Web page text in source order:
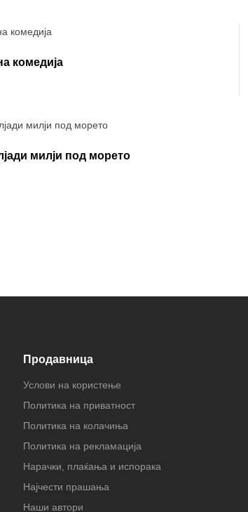
комедија
милји под морето
Продавница
Услови на користење
Политика на приватност
Политика на колачиња
Политика на рекламација
Нарачки, плаќања и испорака
Најчести прашања
Наши автори